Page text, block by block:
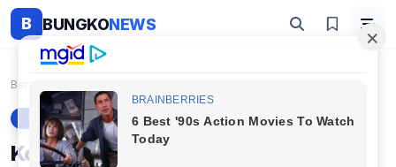
B BUNGKONEWS
Beranda
GAMING
Kode Redeem FF Terbaru 1 Juni